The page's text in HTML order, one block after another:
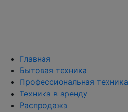
Главная
Бытовая техника
Профессиональная техника
Техника в аренду
Распродажа